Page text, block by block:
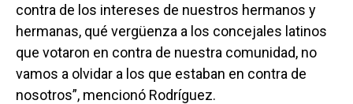
contra de los intereses de nuestros hermanos y
hermanas, qué vergüenza a los concejales latinos
que votaron en contra de nuestra comunidad, no
vamos a olvidar a los que estaban en contra de
nosotros”, mencionó Rodríguez.